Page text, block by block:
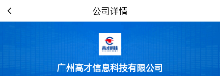
公司详情
广州高才信息科技有限公司